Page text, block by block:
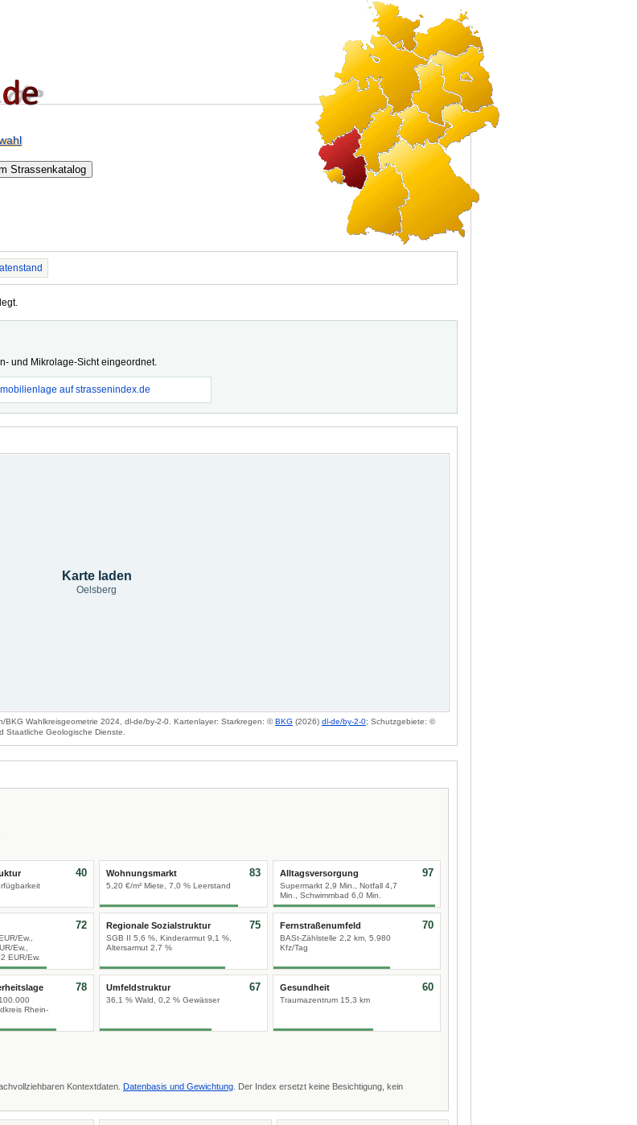
und Mikrolage-Sicht eingeordnet.
auf strassenindex.de
Karte laden
Oelsberg
BKG Wahlkreisgeometrie 2024, dl-de/by-2-0. Kartenlayer: Starkregen: ©BKG (2026) dl-de/by-2-0; Schutzgebiete: ©
Staatliche Geologische Dienste.
40 Wohnungsmarkt
5,20 €/m² Miete, 7,0 % Leerstand
83 Alltagsversorgung
Supermarkt 2,9 Min., Notfall 4,7
Min., Schwimmbad 6,0 Min.
97
Ew.,
Ew.,
EUR/Ew.
72 Regionale Sozialstruktur
SGB II 5,6 %, Kinderarmut 9,1 %,
Altersarmut 2,7 %
75 Fernstraßenumfeld
BASt-Zählstelle 2,2 km, 5.980
Kfz/Tag
70
Rhein-
78 Umfeldstruktur
36,1 % Wald, 0,2 % Gewässer
67 Gesundheit
Traumazentrum 15,3 km
60
Kontextdaten. Datenbasis und Gewichtung . Der Index ersetzt keine Besichtigung, kein